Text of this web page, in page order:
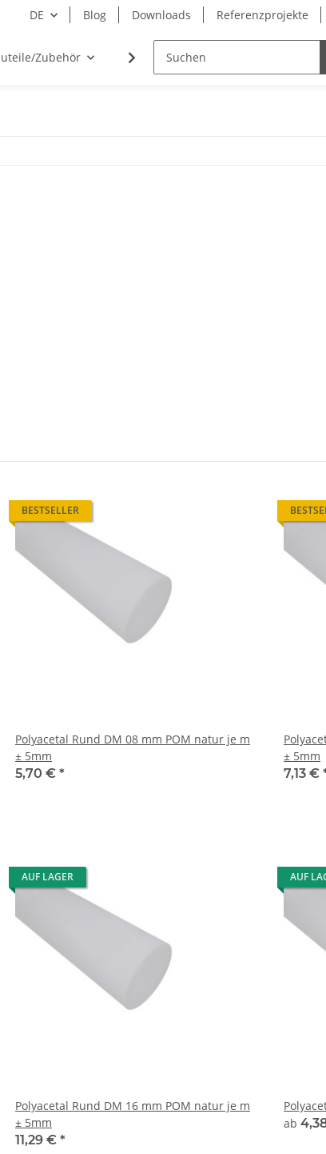
DE Blog Downloads Referenzprojekte
Zubehör Elektro
BESTSELLER
Polyacetal Rund DM 08 mm POM natur je m
± 5mm
5,70 € *
± 5mm
7,13 €
AUF LAGER
Polyacetal Rund DM 16 mm POM natur je m
± 5mm
11,29 € *
AUF
ab